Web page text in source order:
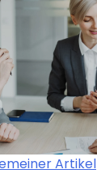
Artikel